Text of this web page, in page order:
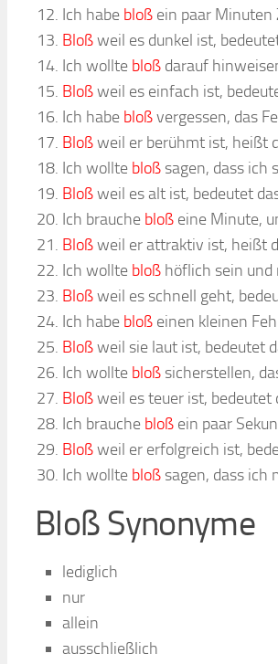
Ich habe bloß ein paar Minuten
Bloßweil es dunkel ist,
Ich wollte bloß darauf
Bloßweil es einfach ist,
Ich habe bloßvergessen, das
Bloßweil er berühmt ist, heißt
Ich wollte bloß sagen, dass ich
Bloßweil es alt ist, bedeutet
Ich brauche bloß eine Minute,
Bloßweil er attraktiv ist, heißt
Ich wollte bloß höflich sein und
Bloßweil es schnell geht,
Ich habe bloß einen kleinen
Bloßweil sie laut ist, bedeutet
Ich wollte bloß sicherstellen,
Bloßweil es teuer ist, bedeutet
Ich brauche bloß ein paar
Bloßweil er erfolgreich ist,
Ich wollte bloß sagen, dass ich
Bloß Synonyme
lediglich
nur
allein
ausschließlich